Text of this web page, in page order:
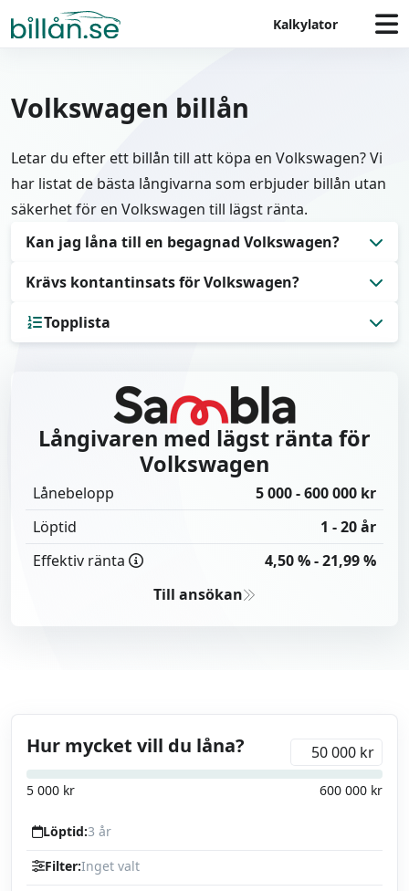
Kalkylator
Volkswagen billån
Letar du efter ett billån till att köpa en Volkswagen? Vi
har listat de bästa långivarna som erbjuder billån utan
säkerhet för en Volkswagen till lägst ränta.
Kan jag låna till en begagnad Volkswagen?
Ja det går att låna till en begagnad Volkswagen
topplistan nedan.
Krävs kontantinsats för Volkswagen?
Lånar du genom en bilhandlare krävs det 20 %
kontantinsats, tar du istället ett privatlån kan du
låneform som passar dig bäst längre ner på sidan.
Topplista
Långivaren med lägst ränta för
Volkswagen
Lånebelopp
5 000 - 600 000 kr
Löptid
1 - 20 år
Effektiv ränta
4,50 % - 21,99 %
Till ansökan
Hur mycket vill du låna? kr
5 000 kr 600 000 kr
Löptid:3 år
Filter:Inget valt